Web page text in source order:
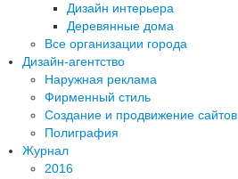
Дизайн интерьера
Деревянные дома
Все организации города
Дизайн-агентство
Наружная реклама
Фирменный стиль
Создание и продвижение сайтов
Полиграфия
Журнал
2016